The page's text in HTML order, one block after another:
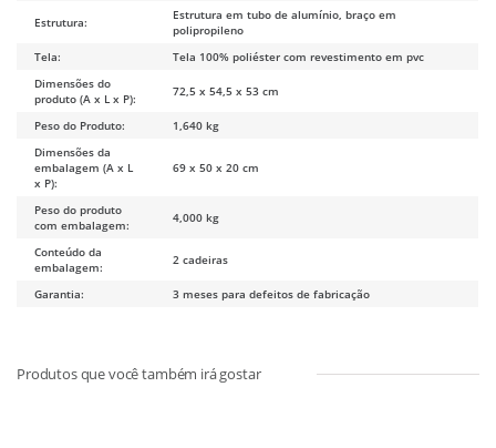
Estrutura:
Estrutura em tubo de alumínio, braço em
polipropileno
Tela:
Tela 100% poliéster com revestimento em pvc
Dimensões do
produto (A x L x P):
72,5 x 54,5 x 53 cm
Peso do Produto:
1,640 kg
Dimensões da
embalagem (A x L
x P):
69 x 50 x 20 cm
Peso do produto
com embalagem:
4,000 kg
Conteúdo da
embalagem:
2 cadeiras
Garantia: 3 meses para defeitos de fabricação